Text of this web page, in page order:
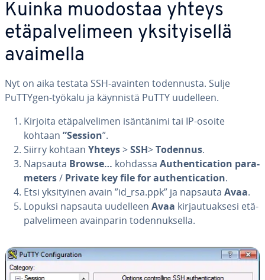
Kuinka muodostaa yhteys
etä­pal­ve­li­meen yk­si­tyi­sel­lä
avaimella
Nyt on aika testata SSH-avainten to­den­nus­ta. Sulje
PuTTYgen-työkalu ja käynnistä PuTTY uudelleen.
Kirjoita etä­pal­ve­li­men isän­tä­ni­mi tai IP-osoite
kohtaan ”Session”.
Siirry kohtaan Yhteys>SSH>Todennus.
Napsauta Browse… kohdassa Aut­hen­tica­tion pa­ra­
me­ters/ Private key file for aut­hen­tica­tion.
Etsi yk­si­tyi­nen avain ”id_rsa.ppk” ja napsauta Avaa.
Lopuksi napsauta uudelleen Avaa kir­jau­tuak­se­si etä­
pal­ve­li­meen avain­pa­rin to­den­nuk­sel­la.